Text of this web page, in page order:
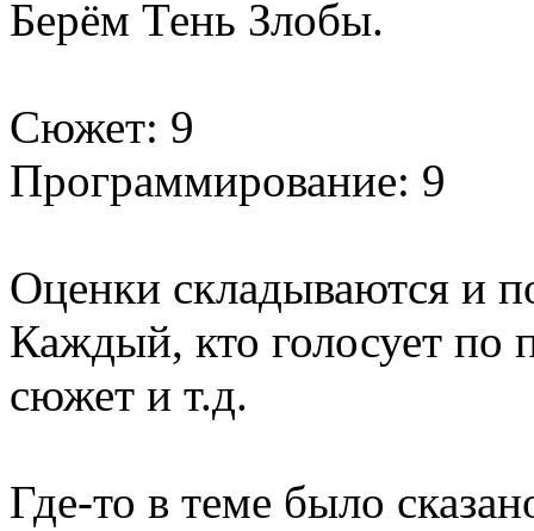
Берём Тень Злобы.
Сюжет: 9
Программирование: 9
Оценки складываются и
Каждый, кто голосует по
сюжет и т.д.
Где-то в теме было